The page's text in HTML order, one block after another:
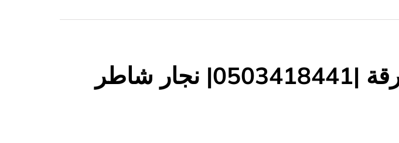
نجار في الشارقة |0503418441| نجار شاطر